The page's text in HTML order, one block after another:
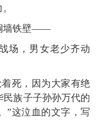
墙铁壁——
，男女老少齐动
死，因为大家有绝
民族子子孙孙万代的
”这泣血的文字，写